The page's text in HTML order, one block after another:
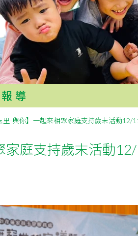
導
里-與你】一起來相聚家庭支持歲末活動12/
家庭支持歲末活動